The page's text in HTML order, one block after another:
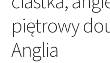
piętrowy
Anglia